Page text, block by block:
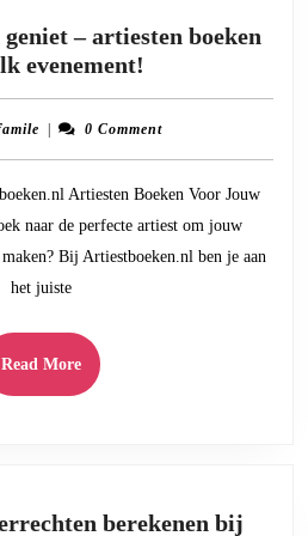
– artiesten boeken
evenement!
beleef
en
artiesten
boeken
voor
halfamile
| 0 Comment
Artiesten Boeken Voor Jouw
naar de perfecte artiest om jouw
Bij Artiestboeken.nl ben je aan
het juiste
Read MoreRead
More
berekenen bij